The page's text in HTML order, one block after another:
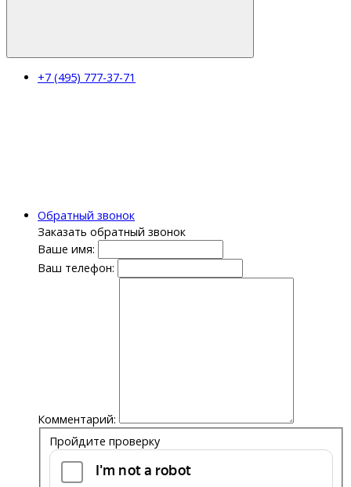
+7 (495) 777-37-71
Обратный звонок
Заказать обратный звонок
Ваше имя:
Ваш телефон:
Комментарий:
Пройдите проверку